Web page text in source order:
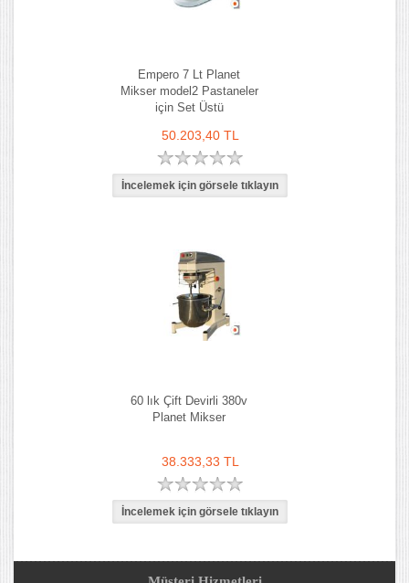
Empero 7 Lt Planet
Mikser model2 Pastaneler
için Set Üstü
50.203,40 TL
60 lık Çift Devirli 380v
Planet Mikser
38.333,33 TL